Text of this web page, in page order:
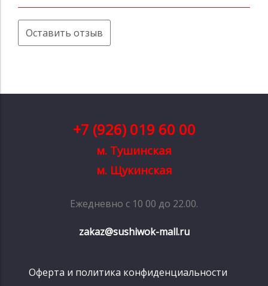
Оставить отзыв
+7 (926) 019 60 00
м. Тушинская
м. Щукинская
Ежедневно с 10 00 до 22.00.
zakaz@sushiwok-mall.ru
Оферта и политика конфиденциальности